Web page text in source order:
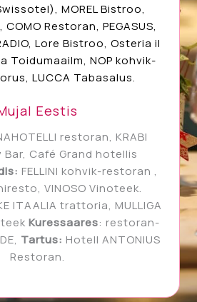
MOREL Bistroo,
Restoran, PEGASUS,
Lore Bistroo, Osteria il
Toidumaailm, NOP kohvik-
LUCCA Tabasalus.
Eestis
restoran, KRABI
Bar, Café Grand hotellis
FELLINI kohvik-restoran ,
VINOSO Vinoteek.
ITAALIA trattoria, MULLIGA
Kuressaares: restoran-
Tartus: Hotell ANTONIUS
Restoran.